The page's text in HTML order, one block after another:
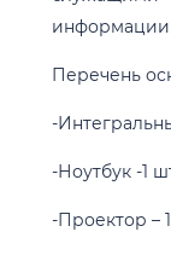
информации
Перечень
-
-Ноутбук -1
-Проектор –